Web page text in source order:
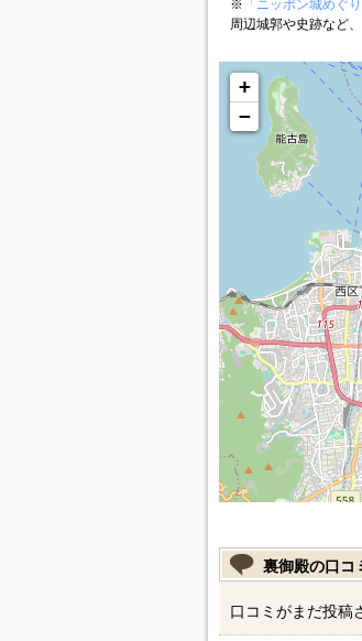
※ 「ニッポン城めぐ
周辺城郭や史跡など
+
−
裏御殿の口コ
口コミがまだ投稿